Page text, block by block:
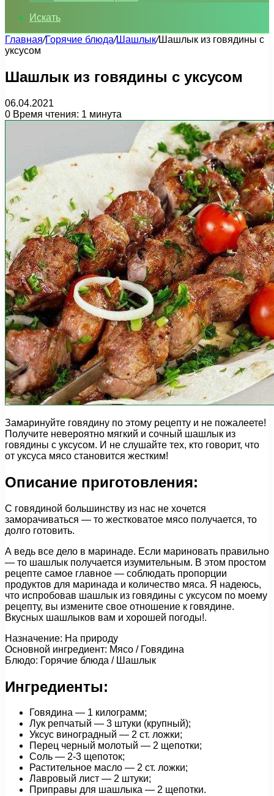
Искать
Главная/Горячие блюда/Шашлык/Шашлык из говядины с
уксусом
Шашлык из говядины с уксусом
06.04.2021
0 Время чтения: 1 минута
Замаринуйте говядину по этому рецепту и не пожалеете!
Получите невероятно мягкий и сочный шашлык из
говядины с уксусом. И не слушайте тех, кто говорит, что
от уксуса мясо становится жестким!
Описание приготовления:
С говядиной большинству из нас не хочется
заморачиваться — то жестковатое мясо получается, то
долго готовить.
А ведь все дело в маринаде. Если мариновать правильно
— то шашлык получается изумительным. В этом простом
рецепте самое главное — соблюдать пропорции
продуктов для маринада и количество мяса. Я надеюсь,
что испробовав шашлык из говядины с уксусом по моему
рецепту, вы измените свое отношение к говядине.
Вкусных шашлыков вам и хорошей погоды!.
Назначение: На природу
Основной ингредиент: Мясо / Говядина
Блюдо: Горячие блюда / Шашлык
Ингредиенты:
Говядина — 1 килограмм;
Лук репчатый — 3 штуки (крупный);
Уксус виноградный — 2 ст. ложки;
Перец черный молотый — 2 щепотки;
Соль — 2-3 щепоток;
Растительное масло — 2 ст. ложки;
Лавровый лист — 2 штуки;
Приправы для шашлыка — 2 щепотки.